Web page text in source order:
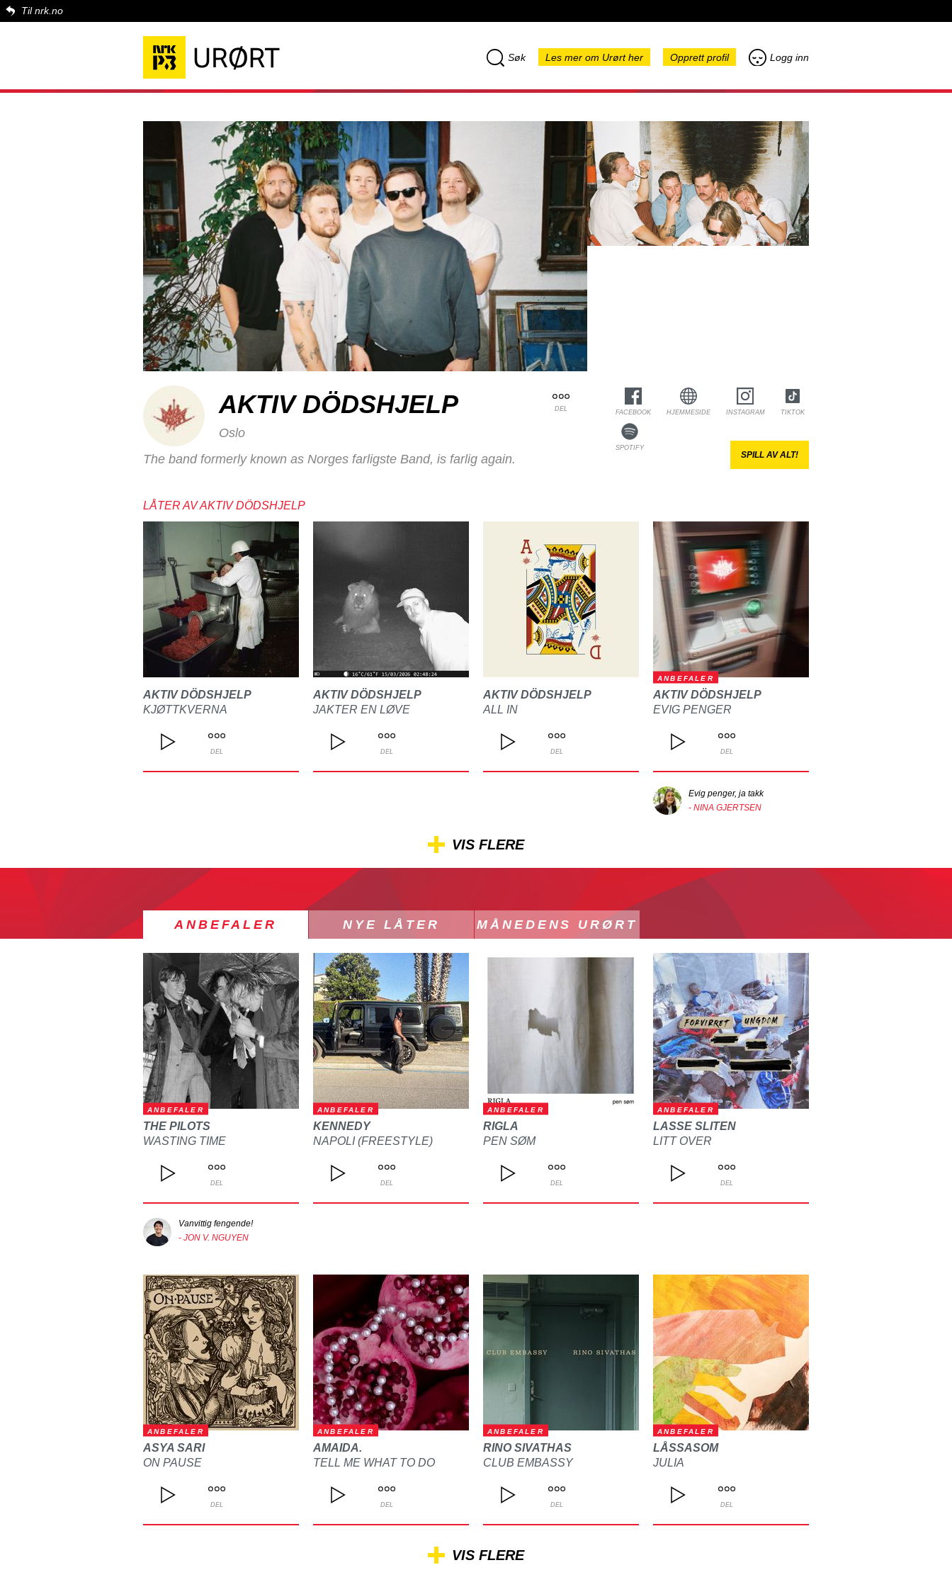
Til nrk.no
Søk Les mer om Urørt her Opprett profil Logg inn
DEL
AKTIV DÖDSHJELP
Oslo
The band formerly known as Norges farligste Band, is farlig again.
FACEBOOK HJEMMESIDE INSTAGRAM TIKTOK
SPOTIFY
SPILL AV ALT!
LÅTER AV AKTIV DÖDSHJELP
AKTIV DÖDSHJELP
KJØTTKVERNA
DEL
AKTIV DÖDSHJELP
JAKTER EN LØVE
DEL
AKTIV DÖDSHJELP
ALL IN
DEL
ANBEFALER
AKTIV DÖDSHJELP
EVIG PENGER
DEL
Evig penger, ja takk
- NINA GJERTSEN
VIS FLERE
ANBEFALER NYE LÅTER MÅNEDENS URØRT
ANBEFALER
THE PILOTS
WASTING TIME
DEL
Vanvittig fengende!
- JON V. NGUYEN
ANBEFALER
KENNEDY
NAPOLI (FREESTYLE)
DEL
ANBEFALER
RIGLA
PEN SØM
DEL
ANBEFALER
LASSE SLITEN
LITT OVER
DEL
ANBEFALER
ASYA SARI
ON PAUSE
DEL
ANBEFALER
AMAIDA.
TELL ME WHAT TO DO
DEL
ANBEFALER
RINO SIVATHAS
CLUB EMBASSY
DEL
ANBEFALER
LÅSSASOM
JULIA
DEL
VIS FLERE